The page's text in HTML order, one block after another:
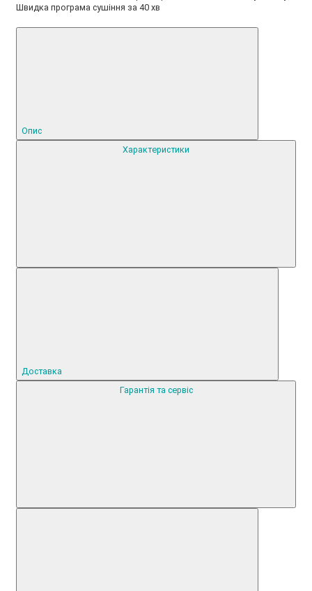
Швидка програма сушіння за 40 хв
Опис
Доставка
Гарантія та сервіс